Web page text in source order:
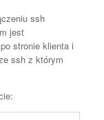
ssh
jest
stronie klienta i
ssh z którym